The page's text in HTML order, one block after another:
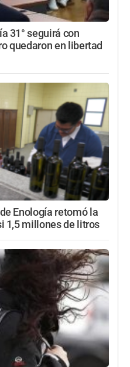
31° seguirá con
quedaron en libertad
Enología retomó la
1,5 millones de litros